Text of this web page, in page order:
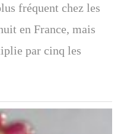
fréquent chez les
en France, mais
par cinq les